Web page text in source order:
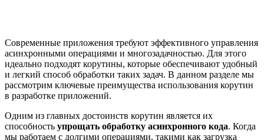
Современные приложения требуют эффективного управления
асинхронными операциями и многозадачностью. Для этого
идеально подходят корутины, которые обеспечивают удобный
и легкий способ обработки таких задач. В данном разделе мы
рассмотрим ключевые преимущества использования корутин
в разработке приложений.
Одним из главных достоинств корутин является их
способность упрощать обработку асинхронного кода. Когда
мы работаем с долгими операциями, такими как загрузка